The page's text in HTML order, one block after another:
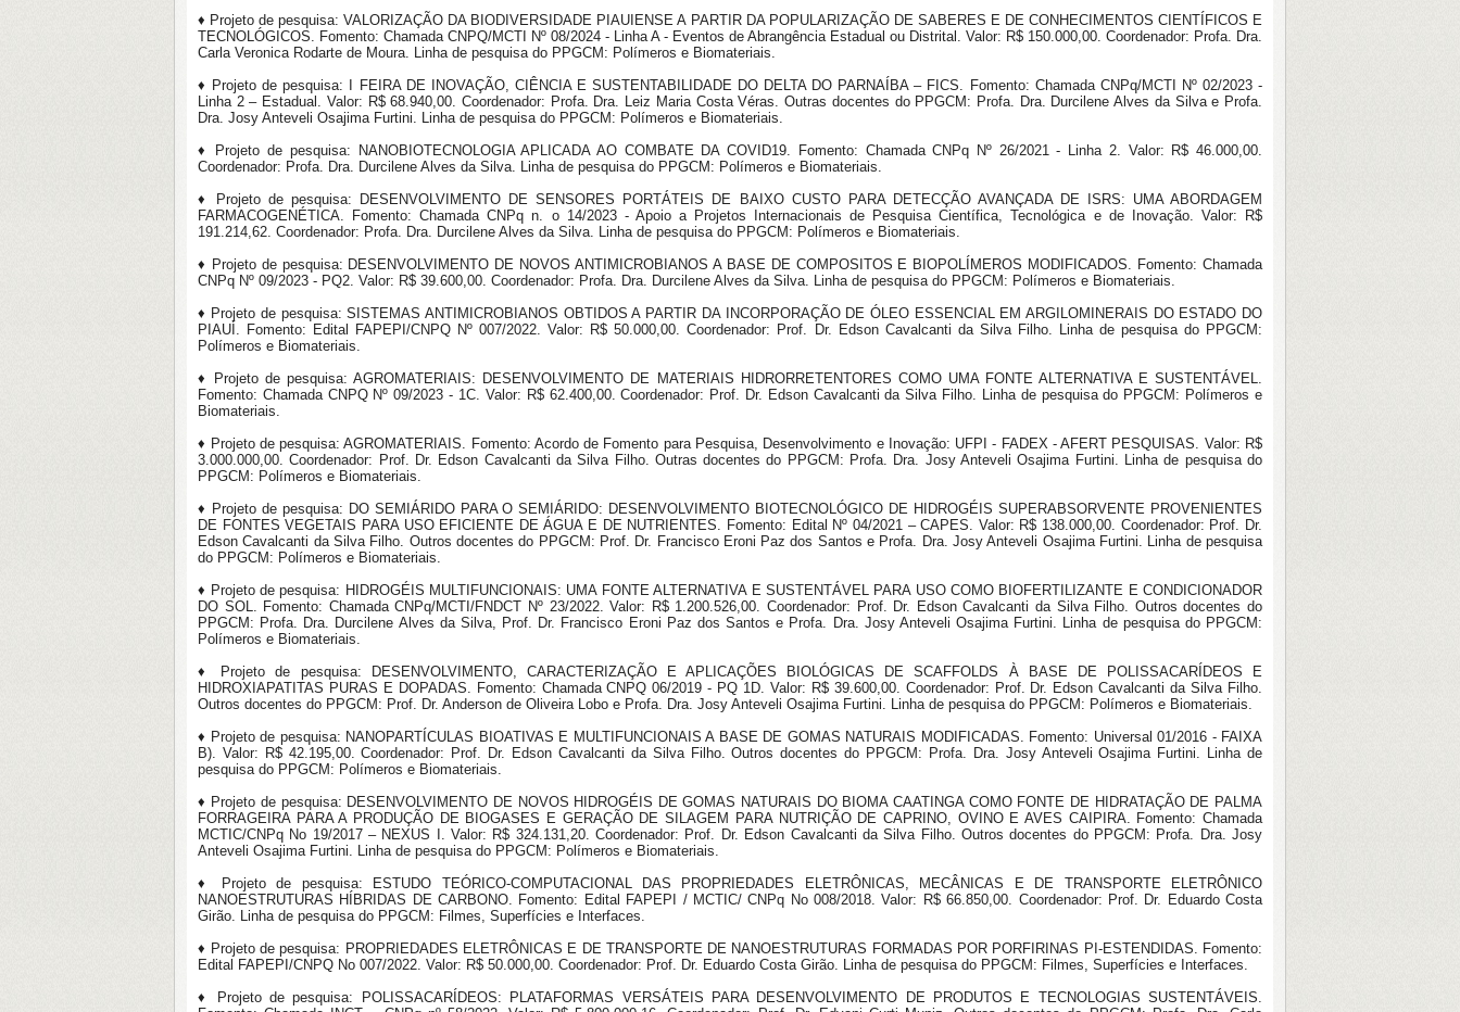
♦ Projeto de pesquisa: VALORIZAÇÃO DA BIODIVERSIDADE PIAUIENSE A PARTIR DA POPULARIZAÇÃO DE SABERES E DE CONHECIMENTOS CIENTÍFICOS E
TECNOLÓGICOS. Fomento: Chamada CNPQ/MCTI Nº 08/2024 - Linha A - Eventos de Abrangência Estadual ou Distrital. Valor: R$ 150.000,00. Coordenador: Profa. Dra.
Carla Veronica Rodarte de Moura. Linha de pesquisa do PPGCM: Polímeros e Biomateriais.
♦ Projeto de pesquisa: I FEIRA DE INOVAÇÃO, CIÊNCIA E SUSTENTABILIDADE DO DELTA DO PARNAÍBA – FICS. Fomento: Chamada CNPq/MCTI Nº 02/2023 -
Linha 2 – Estadual. Valor: R$ 68.940,00. Coordenador: Profa. Dra. Leiz Maria Costa Véras. Outras docentes do PPGCM: Profa. Dra. Durcilene Alves da Silva e Profa.
Dra. Josy Anteveli Osajima Furtini. Linha de pesquisa do PPGCM: Polímeros e Biomateriais.
♦ Projeto de pesquisa: NANOBIOTECNOLOGIA APLICADA AO COMBATE DA COVID19. Fomento: Chamada CNPq Nº 26/2021 - Linha 2. Valor: R$ 46.000,00.
Coordenador: Profa. Dra. Durcilene Alves da Silva. Linha de pesquisa do PPGCM: Polímeros e Biomateriais.
♦ Projeto de pesquisa: DESENVOLVIMENTO DE SENSORES PORTÁTEIS DE BAIXO CUSTO PARA DETECÇÃO AVANÇADA DE ISRS: UMA ABORDAGEM
FARMACOGENÉTICA. Fomento: Chamada CNPq n. o 14/2023 - Apoio a Projetos Internacionais de Pesquisa Científica, Tecnológica e de Inovação. Valor: R$
191.214,62. Coordenador: Profa. Dra. Durcilene Alves da Silva. Linha de pesquisa do PPGCM: Polímeros e Biomateriais.
♦ Projeto de pesquisa: DESENVOLVIMENTO DE NOVOS ANTIMICROBIANOS A BASE DE COMPOSITOS E BIOPOLÍMEROS MODIFICADOS. Fomento: Chamada
CNPq Nº 09/2023 - PQ2. Valor: R$ 39.600,00. Coordenador: Profa. Dra. Durcilene Alves da Silva. Linha de pesquisa do PPGCM: Polímeros e Biomateriais.
♦ Projeto de pesquisa: SISTEMAS ANTIMICROBIANOS OBTIDOS A PARTIR DA INCORPORAÇÃO DE ÓLEO ESSENCIAL EM ARGILOMINERAIS DO ESTADO DO
PIAUÍ. Fomento: Edital FAPEPI/CNPQ Nº 007/2022. Valor: R$ 50.000,00. Coordenador: Prof. Dr. Edson Cavalcanti da Silva Filho. Linha de pesquisa do PPGCM:
Polímeros e Biomateriais.
♦ Projeto de pesquisa: AGROMATERIAIS: DESENVOLVIMENTO DE MATERIAIS HIDRORRETENTORES COMO UMA FONTE ALTERNATIVA E SUSTENTÁVEL.
Fomento: Chamada CNPQ Nº 09/2023 - 1C. Valor: R$ 62.400,00. Coordenador: Prof. Dr. Edson Cavalcanti da Silva Filho. Linha de pesquisa do PPGCM: Polímeros e
Biomateriais.
♦ Projeto de pesquisa: AGROMATERIAIS. Fomento: Acordo de Fomento para Pesquisa, Desenvolvimento e Inovação: UFPI - FADEX - AFERT PESQUISAS. Valor: R$
3.000.000,00. Coordenador: Prof. Dr. Edson Cavalcanti da Silva Filho. Outras docentes do PPGCM: Profa. Dra. Josy Anteveli Osajima Furtini. Linha de pesquisa do
PPGCM: Polímeros e Biomateriais.
♦ Projeto de pesquisa: DO SEMIÁRIDO PARA O SEMIÁRIDO: DESENVOLVIMENTO BIOTECNOLÓGICO DE HIDROGÉIS SUPERABSORVENTE PROVENIENTES
DE FONTES VEGETAIS PARA USO EFICIENTE DE ÁGUA E DE NUTRIENTES. Fomento: Edital Nº 04/2021 – CAPES. Valor: R$ 138.000,00. Coordenador: Prof. Dr.
Edson Cavalcanti da Silva Filho. Outros docentes do PPGCM: Prof. Dr. Francisco Eroni Paz dos Santos e Profa. Dra. Josy Anteveli Osajima Furtini. Linha de pesquisa
do PPGCM: Polímeros e Biomateriais.
♦ Projeto de pesquisa: HIDROGÉIS MULTIFUNCIONAIS: UMA FONTE ALTERNATIVA E SUSTENTÁVEL PARA USO COMO BIOFERTILIZANTE E CONDICIONADOR
DO SOL. Fomento: Chamada CNPq/MCTI/FNDCT Nº 23/2022. Valor: R$ 1.200.526,00. Coordenador: Prof. Dr. Edson Cavalcanti da Silva Filho. Outros docentes do
PPGCM: Profa. Dra. Durcilene Alves da Silva, Prof. Dr. Francisco Eroni Paz dos Santos e Profa. Dra. Josy Anteveli Osajima Furtini. Linha de pesquisa do PPGCM:
Polímeros e Biomateriais.
♦ Projeto de pesquisa: DESENVOLVIMENTO, CARACTERIZAÇÃO E APLICAÇÕES BIOLÓGICAS DE SCAFFOLDS À BASE DE POLISSACARÍDEOS E
HIDROXIAPATITAS PURAS E DOPADAS. Fomento: Chamada CNPQ 06/2019 - PQ 1D. Valor: R$ 39.600,00. Coordenador: Prof. Dr. Edson Cavalcanti da Silva Filho.
Outros docentes do PPGCM: Prof. Dr. Anderson de Oliveira Lobo e Profa. Dra. Josy Anteveli Osajima Furtini. Linha de pesquisa do PPGCM: Polímeros e Biomateriais.
♦ Projeto de pesquisa: NANOPARTÍCULAS BIOATIVAS E MULTIFUNCIONAIS A BASE DE GOMAS NATURAIS MODIFICADAS. Fomento: Universal 01/2016 - FAIXA
B). Valor: R$ 42.195,00. Coordenador: Prof. Dr. Edson Cavalcanti da Silva Filho. Outros docentes do PPGCM: Profa. Dra. Josy Anteveli Osajima Furtini. Linha de
pesquisa do PPGCM: Polímeros e Biomateriais.
♦ Projeto de pesquisa: DESENVOLVIMENTO DE NOVOS HIDROGÉIS DE GOMAS NATURAIS DO BIOMA CAATINGA COMO FONTE DE HIDRATAÇÃO DE PALMA
FORRAGEIRA PARA A PRODUÇÃO DE BIOGASES E GERAÇÃO DE SILAGEM PARA NUTRIÇÃO DE CAPRINO, OVINO E AVES CAIPIRA. Fomento: Chamada
MCTIC/CNPq No 19/2017 – NEXUS I. Valor: R$ 324.131,20. Coordenador: Prof. Dr. Edson Cavalcanti da Silva Filho. Outros docentes do PPGCM: Profa. Dra. Josy
Anteveli Osajima Furtini. Linha de pesquisa do PPGCM: Polímeros e Biomateriais.
♦ Projeto de pesquisa: ESTUDO TEÓRICO-COMPUTACIONAL DAS PROPRIEDADES ELETRÔNICAS, MECÂNICAS E DE TRANSPORTE ELETRÔNICO
NANOESTRUTURAS HÍBRIDAS DE CARBONO. Fomento: Edital FAPEPI / MCTIC/ CNPq No 008/2018. Valor: R$ 66.850,00. Coordenador: Prof. Dr. Eduardo Costa
Girão. Linha de pesquisa do PPGCM: Filmes, Superfícies e Interfaces.
♦ Projeto de pesquisa: PROPRIEDADES ELETRÔNICAS E DE TRANSPORTE DE NANOESTRUTURAS FORMADAS POR PORFIRINAS PI-ESTENDIDAS. Fomento:
Edital FAPEPI/CNPQ No 007/2022. Valor: R$ 50.000,00. Coordenador: Prof. Dr. Eduardo Costa Girão. Linha de pesquisa do PPGCM: Filmes, Superfícies e Interfaces.
♦ Projeto de pesquisa: POLISSACARÍDEOS: PLATAFORMAS VERSÁTEIS PARA DESENVOLVIMENTO DE PRODUTOS E TECNOLOGIAS SUSTENTÁVEIS.